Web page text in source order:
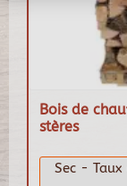
Bois de
stères
Sec -